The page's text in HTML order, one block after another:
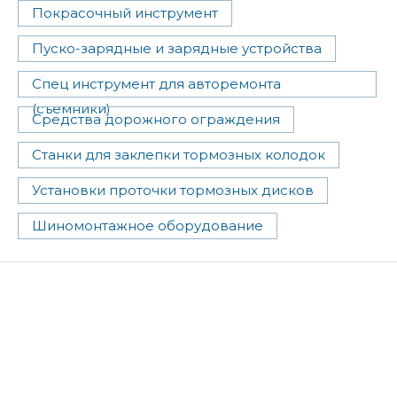
Покрасочный инструмент
Пуско-зарядные и зарядные устройства
Спец инструмент для авторемонта
(съемники)
Средства дорожного ограждения
Станки для заклепки тормозных колодок
Установки проточки тормозных дисков
Шиномонтажное оборудование